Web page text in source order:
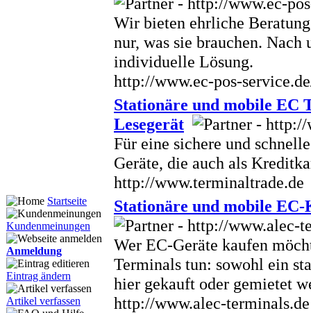
Startseite
Kundenmeinungen
Anmeldung
Eintrag ändern
Artikel verfassen
Wir bieten ehrliche
nur, was sie brauchen.
individuelle Lösung.
http://www.ec-pos-
Stationäre und mobile
Lesegerät
Für eine sichere und
Geräte, die auch als
http://www.terminaltrade.de
Stationäre und mobile
Wer EC-Geräte kaufen
Terminals tun: sowohl ein
hier gekauft oder gemietet
http://www.alec-terminals.de